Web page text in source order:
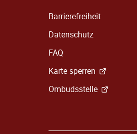
Barrierefreiheit
Datenschutz
FAQ
Karte sperren
Ombudsstelle